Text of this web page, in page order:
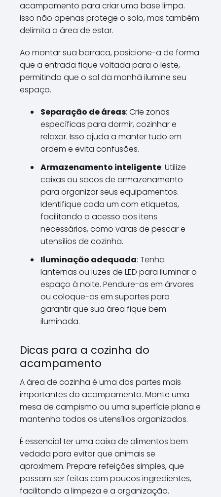
acampamento para criar uma base limpa.
Isso não apenas protege o solo, mas também
delimita a área de estar.
Ao montar sua barraca, posicione-a de forma
que a entrada fique voltada para o leste,
permitindo que o sol da manhã ilumine seu
espaço.
Separação de áreas: Crie zonas
específicas para dormir, cozinhar e
relaxar. Isso ajuda a manter tudo em
ordem e evita confusões.
Armazenamento inteligente: Utilize
caixas ou sacos de armazenamento
para organizar seus equipamentos.
Identifique cada um com etiquetas,
facilitando o acesso aos itens
necessários, como varas de pescar e
utensílios de cozinha.
Iluminação adequada: Tenha
lanternas ou luzes de LED para iluminar o
espaço à noite. Pendure-as em árvores
ou coloque-as em suportes para
garantir que sua área fique bem
iluminada.
Dicas para a cozinha do
acampamento
A área de cozinha é uma das partes mais
importantes do acampamento. Monte uma
mesa de campismo ou uma superfície plana e
mantenha todos os utensílios organizados.
É essencial ter uma caixa de alimentos bem
vedada para evitar que animais se
aproximem. Prepare refeições simples, que
possam ser feitas com poucos ingredientes,
facilitando a limpeza e a organização.